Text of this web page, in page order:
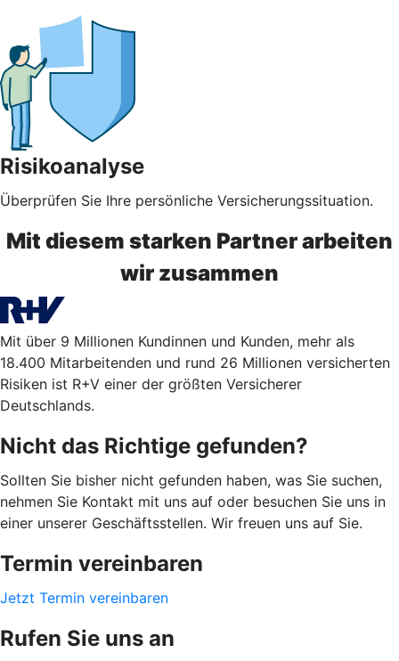
Risikoanalyse
Überprüfen Sie Ihre persönliche Versicherungssituation.
Mit diesem starken Partner arbeiten
wir zusammen
Mit über 9 Millionen Kundinnen und Kunden, mehr als
18.400 Mitarbeitenden und rund 26 Millionen versicherten
Risiken ist R+V einer der größten Versicherer
Deutschlands.
Nicht das Richtige gefunden?
Sollten Sie bisher nicht gefunden haben, was Sie suchen,
nehmen Sie Kontakt mit uns auf oder besuchen Sie uns in
einer unserer Geschäftsstellen. Wir freuen uns auf Sie.
Termin vereinbaren
Jetzt Termin vereinbaren
Rufen Sie uns an